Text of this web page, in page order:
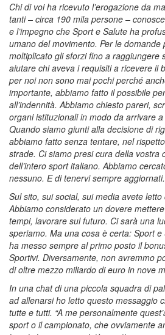
Chi di voi ha ricevuto l’erogazione da
tanti – circa 190 mila persone –
e l’impegno che Sport e Salute ha
umano del movimento. Per le domande
moltiplicato gli sforzi fino a raggiungere
aiutare chi aveva i requisiti a ricevere il
per noi non sono mai pochi perché
importante, abbiamo fatto il possibile
all’indennità. Abbiamo chiesto pareri,
organi istituzionali in modo da arrivare
Quando siamo giunti alla decisione di
abbiamo fatto senza tentare, nel
strade. Ci siamo presi cura della vostra
dell’intero sport italiano. Abbiamo
nessuno. E di tenervi sempre aggiornati.
Sul sito, sui social, sui media avete
Abbiamo considerato un dovere
tempi, lavorare sul futuro. Ci sarà una
speriamo. Ma una cosa è certa: Sport
ha messo sempre al primo posto il
Sportivi. Diversamente, non avremmo
di oltre mezzo miliardo di euro in nove
In una chat di una piccola squadra di
ad allenarsi ho letto questo messaggio
tutte e tutti. “A me personalmente
sport o il campionato, che ovviamente